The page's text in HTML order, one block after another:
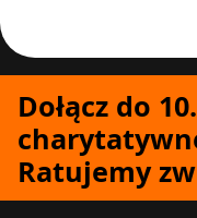
Dołącz do
Ratujemy